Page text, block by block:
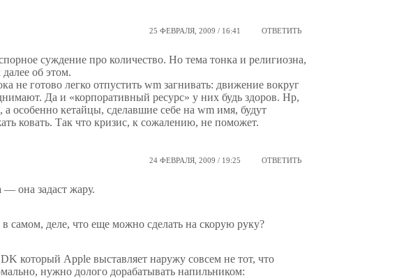
25 ФЕВРАЛЯ, 2009 / 16:41 ОТВЕТИТЬ
суждение про количество. Но тема тонка и религиозна,
далее об этом.
не готово легко отпустить wm загнивать: движение вокруг
Да и «корпоративный ресурс» у них будь здоров. Hp,
а особенно кетайцы, сделавшие себе на wm имя, будут
ковать. Так что кризис, к сожалению, не поможет.
24 ФЕВРАЛЯ, 2009 / 19:25 ОТВЕТИТЬ
— она задаст жару.
самом, деле, что еще можно сделать на скорую руку?
который Apple выставляет наружу совсем не тот, что
нужно долого дорабатывать напильником: